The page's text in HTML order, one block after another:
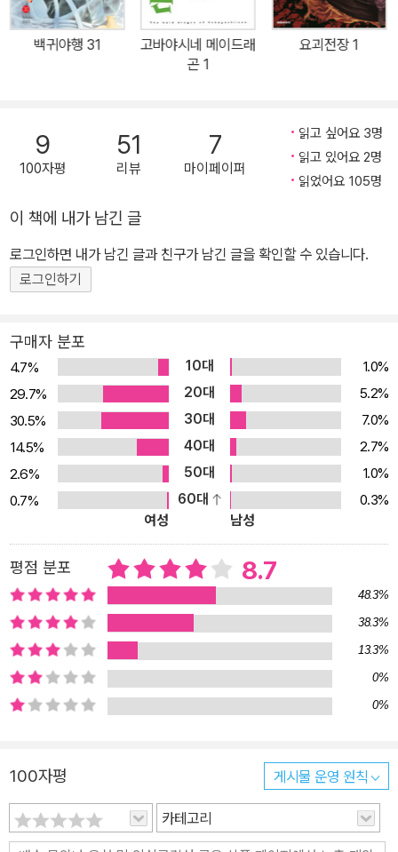
백귀야행 31
고바야시네 메이드래
곤 1
요괴전장 1
9
100자평
51
리뷰
7
마이페이퍼
읽고 싶어요 3명
읽고 있어요 2명
읽었어요 105명
이 책에 내가 남긴 글
로그인하면 내가 남긴 글과 친구가 남긴 글을 확인할 수 있습니다.
로그인하기
구매자 분포
4.7% 10대
1.0%
29.7%
20대
5.2%
30.5%
30대
7.0%
14.5%
40대
2.7%
2.6%
50대
1.0%
0.7%
60대
0.3%
여성
남성
평점 분포 8.7
48.3%
38.3%
13.3%
0%
0%
100자평 게시물 운영 원칙
카테고리